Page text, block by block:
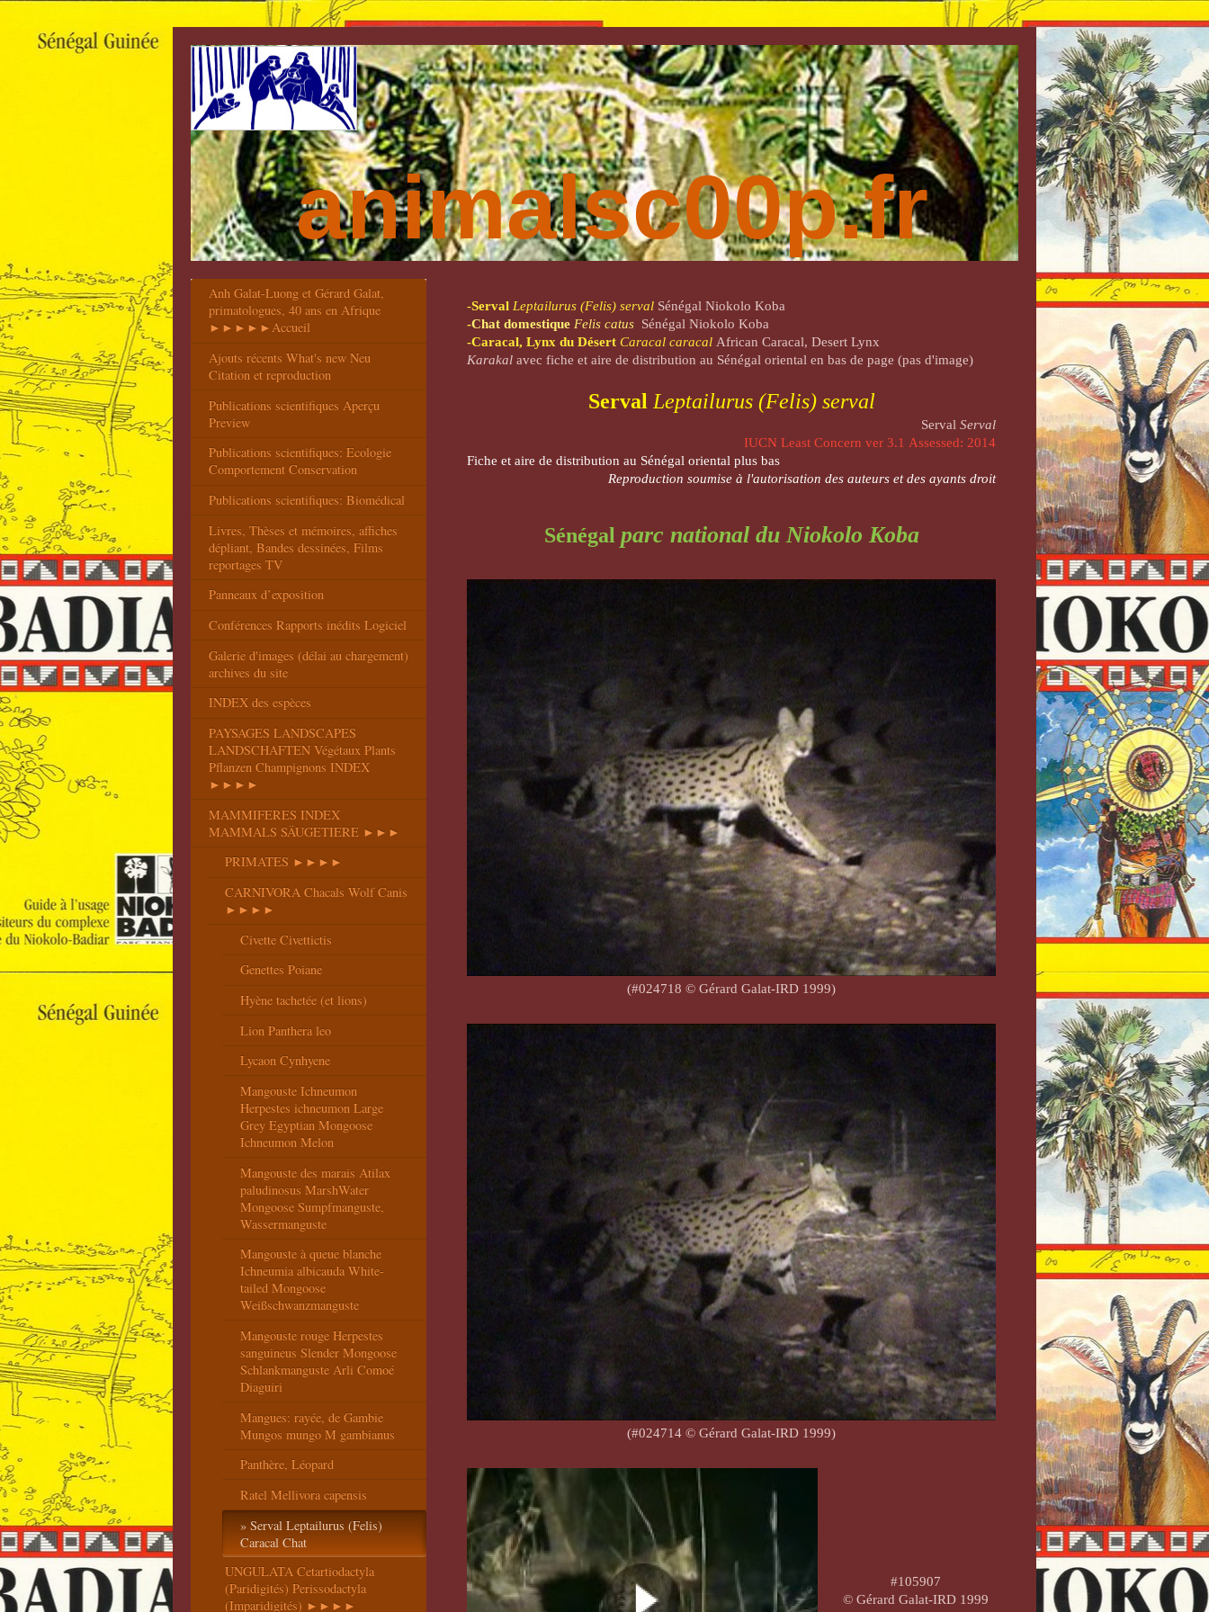
animalsc00p.fr
-Serval Leptailurus (Felis) serval Sénégal Niokolo Koba
-Chat domestique Felis catus Sénégal Niokolo Koba
-Caracal, Lynx du Désert Caracal caracal African Caracal, Desert Lynx
Karakalavecficheet aire de distribution au Sénégal oriental en bas de page (pas d'image)
Serval Leptailurus (Felis) serval
Serval Serval
IUCN Least Concern ver 3.1 Assessed: 2014
Fiche et aire de distribution au Sénégal oriental plus bas
Reproduction soumise à l'autorisation des auteurs et des ayants droit
Sénégal parc national du Niokolo Koba
(#024718 © Gérard Galat-IRD 1999)
(#024714 © Gérard Galat-IRD 1999)
#105907
© Gérard Galat-IRD 1999
Anh Galat-Luong et Gérard Galat,
primatologues, 40 ans en Afrique
►►►►►Accueil
Ajouts récents What's new Neu
Citation et reproduction
Publications scientifiques Aperçu
Preview
Publications scientifiques: Ecologie
Comportement Conservation
Publications scientifiques: Biomédical
Livres, Thèses et mémoires, affiches
dépliant, Bandes dessinées, Films
reportages TV
Panneaux d’exposition
Conférences Rapports inédits Logiciel
Galerie d'images (délai au chargement)
archives du site
INDEX des espèces
PAYSAGES LANDSCAPES
LANDSCHAFTEN Végétaux Plants
Pflanzen Champignons INDEX
►►►►
MAMMIFERES INDEX
MAMMALS SÄUGETIERE ►►►
PRIMATES ►►►►
CARNIVORA Chacals Wolf Canis
►►►►
Civette Civettictis
Genettes Poiane
Hyène tachetée (et lions)
Lion Panthera leo
Lycaon Cynhyene
Mangouste Ichneumon
Herpestes ichneumon Large
Grey Egyptian Mongoose
Ichneumon Melon
Mangouste des marais Atilax
paludinosus MarshWater
Mongoose Sumpfmanguste,
Wassermanguste
Mangouste à queue blanche
Ichneumia albicauda White-
tailed Mongoose
Weißschwanzmanguste
Mangouste rouge Herpestes
sanguineus Slender Mongoose
Schlankmanguste Arli Comoé
Diaguiri
Mangues: rayée, de Gambie
Mungos mungo M gambianus
Panthère, Léopard
Ratel Mellivora capensis
Serval Leptailurus (Felis)
Caracal Chat
UNGULATA Cetartiodactyla
(Paridigités) Perissodactyla
(Imparidigités) ►►►►